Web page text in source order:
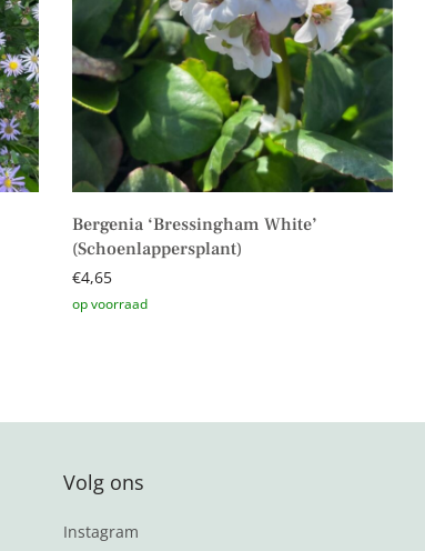
Bergenia ‘Bressingham White’
(Schoenlappersplant)
€4,65
Volg ons
Instagram